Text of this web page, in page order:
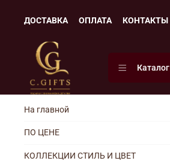
ДОСТАВКА ОПЛАТА КОНТАКТЫ
Каталог
На главной
ПО ЦЕНЕ
КОЛЛЕКЦИИ СТИЛЬ И ЦВЕТ